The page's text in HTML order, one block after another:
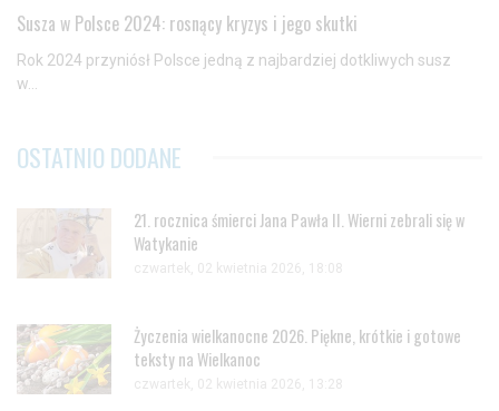
Susza w Polsce 2024: rosnący kryzys i jego skutki
Rok 2024 przyniósł Polsce jedną z najbardziej dotkliwych susz
w...
OSTATNIO DODANE
21. rocznica śmierci Jana Pawła II. Wierni zebrali się w
Watykanie
czwartek, 02 kwietnia 2026, 18:08
Życzenia wielkanocne 2026. Piękne, krótkie i gotowe
teksty na Wielkanoc
czwartek, 02 kwietnia 2026, 13:28